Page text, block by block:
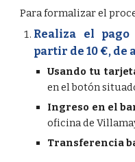
Para formalizar el
Realiza el
partir de10 €, de
Usando tu
en el botón
Ingreso en el
oficina de
Transferencia